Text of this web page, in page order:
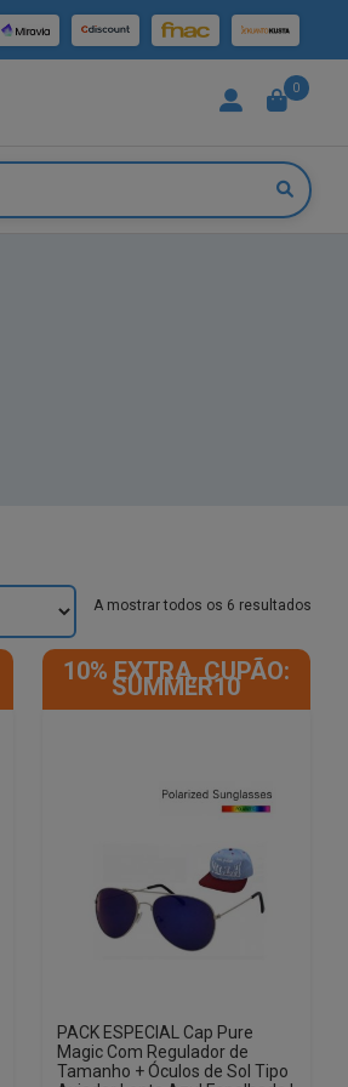
0
A mostrar todos os 6 resultados
10% EXTRA, CUPÃO:
SUMMER10
PACK ESPECIAL Cap Pure
Magic Com Regulador de
Tamanho + Óculos de Sol Tipo